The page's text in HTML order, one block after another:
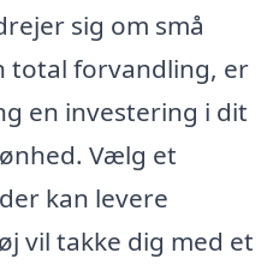
sig om små
total forvandling, er
en investering i dit
Vælg et
kan levere
vil takke dig med et